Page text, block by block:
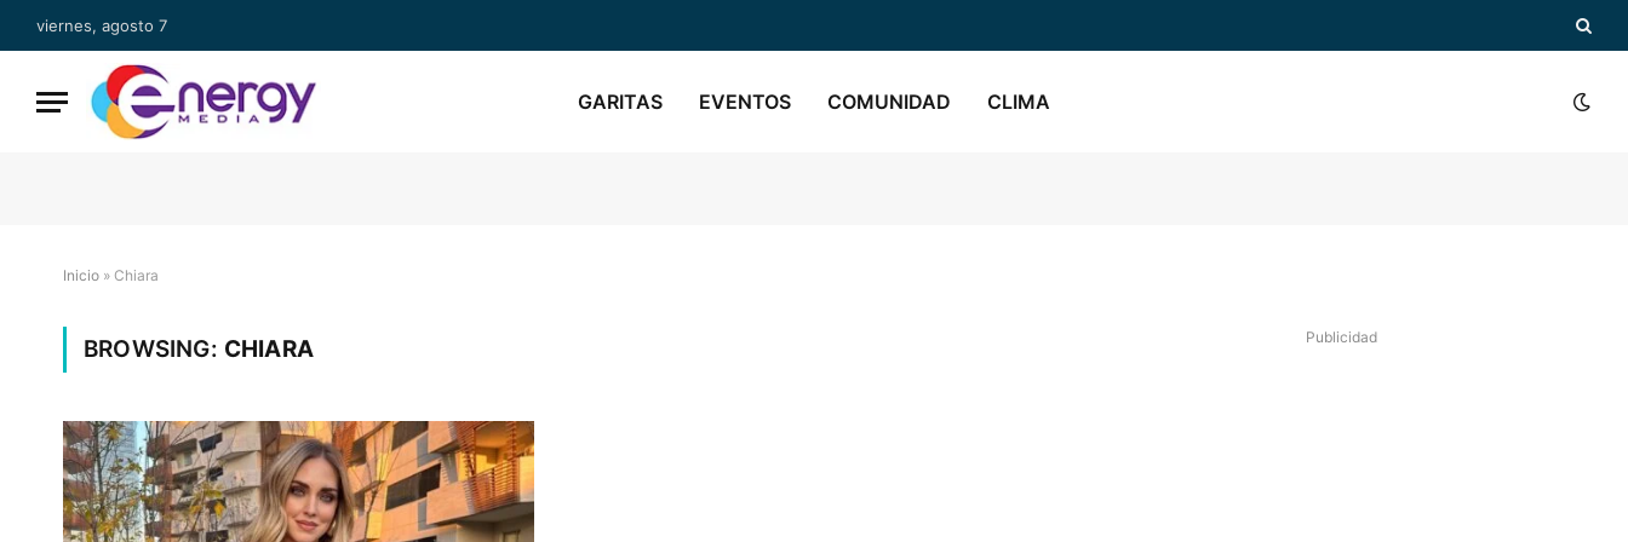
viernes, agosto 7
GARITAS EVENTOS COMUNIDAD CLIMA
Inicio » Chiara
BROWSING: CHIARA Publicidad